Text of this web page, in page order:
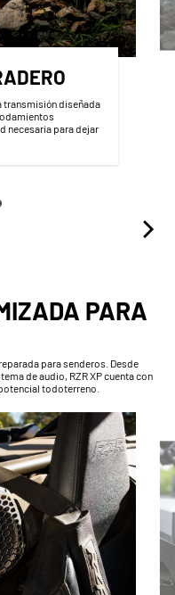
transmisión diseñada
necesaria para dejar
PARA
para senderos. Desde
de audio, RZR XP cuenta con
todoterreno.